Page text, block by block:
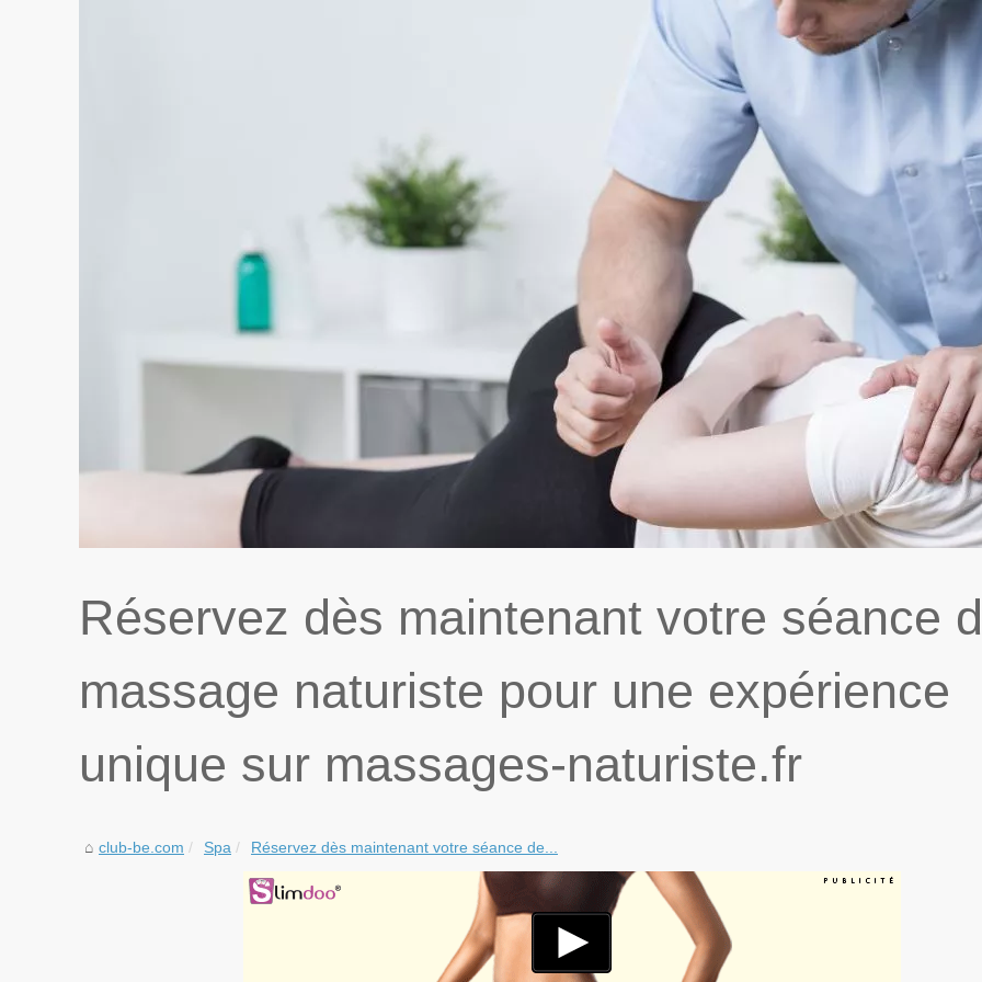
Réservez dès maintenant votre séance
massage naturiste pour une expérience
unique sur massages-naturiste.fr
club-be.com Spa Réservez dès maintenant votre séance de...